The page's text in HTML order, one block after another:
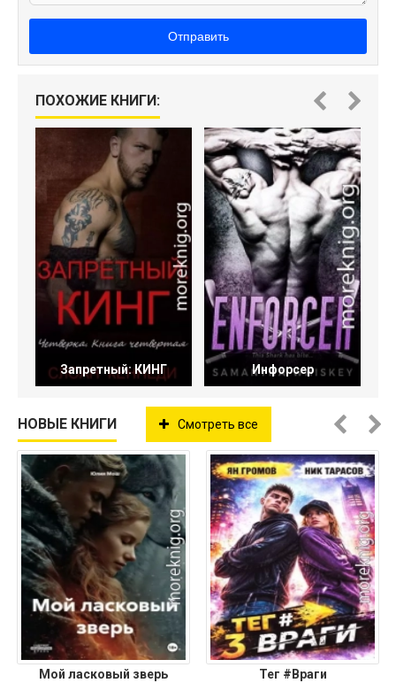
Отправить
ПОХОЖИЕ КНИГИ:
Запретный: КИНГ Инфорсер
НОВЫЕ КНИГИ Смотреть все
Мой ласковый зверь Тег #Враги